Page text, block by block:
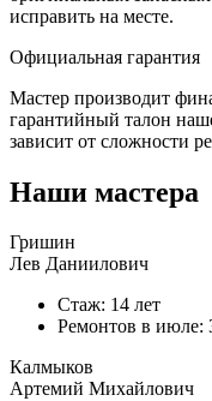
исправить на месте.
Официальная гарантия
Мастер производит
гарантийный талон
зависит от сложности
Наши мастера
Гришин
Лев Даниилович
Стаж: 14 лет
Ремонтов в июле:
Калмыков
Артемий Михайлович